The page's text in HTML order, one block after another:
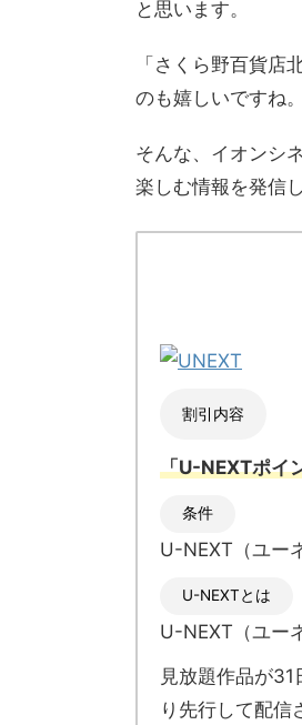
と思います。
「さくら野百貨
のも嬉しいですね。
そんな、イオンシ
楽しむ情報を発信
割引内容
「U-NEXTポイ
条件
U-NEXT（ユー
U-NEXTとは
U-NEXT（ユー
見放題作品が31
り先行して配信